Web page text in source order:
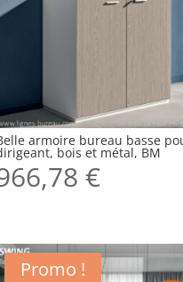
armoire bureau basse
bois et métal, BM
€
Promo !